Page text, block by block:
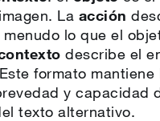
La acción
lo que el
describe el
formato mantiene
y capacidad
texto alternativo.